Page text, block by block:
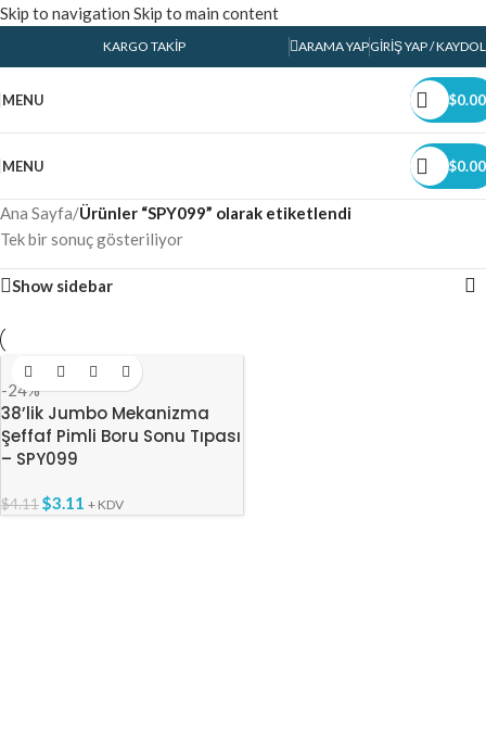
Skip to navigation Skip to main content
KARGO TAKIP ARAMA YAPGIRIŞ YAP / KAYDOL
MENU $0.00
MENU $0.00
Ana Sayfa/Ürünler “SPY099” olarak etiketlendi
Tek bir sonuç gösteriliyor
Show sidebar
-24%
38’lik Jumbo Mekanizma
Şeffaf Pimli Boru Sonu Tıpası
– SPY099
$4.11$3.11 + KDV